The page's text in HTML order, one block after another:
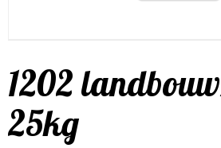
1202
25kg